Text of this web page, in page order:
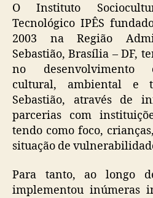
O Instituto
Tecnológico IPÊS
2003 na Região
Sebastião, Brasília – DF,
no desenvolvimento
cultural, ambiental e
Sebastião, através de
parcerias com
tendo como foco,
situação de
Para tanto, ao longo
implementou inúmeras